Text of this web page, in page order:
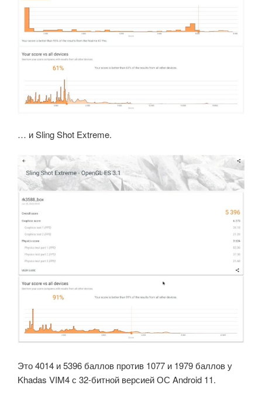
… и Sling Shot Extreme.
Это 4014 и 5396 баллов против 1077 и 1979 баллов у
Khadas VIM4 с 32-битной версией ОС Android 11.